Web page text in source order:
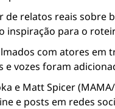
de relatos reais sobre
inspiração para o
com atores em
e vozes foram
e Matt Spicer
e posts em redes